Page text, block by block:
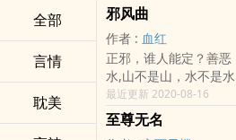
全部
言情
耽美
邪风曲
作者 : 血红
正邪，谁人能定？善
水,山不是山，水不是
看破一切之后，看破本
看破后，所谓的正邪
为，不过为了活下去
最近更新 2020-08-16
至尊无名